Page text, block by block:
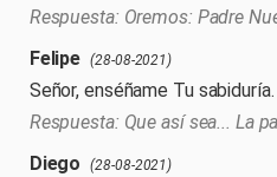
Oremos: Padre
Felipe (28-08-2021)
Señor, enséñame Tu sabiduría.
Que así sea... La
Diego
(28-08-2021)